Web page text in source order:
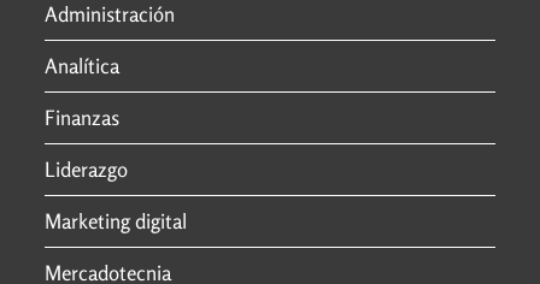
Administración
Analítica
Finanzas
Liderazgo
Marketing digital
Mercadotecnia